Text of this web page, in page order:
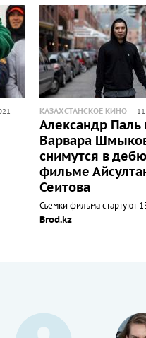
КАЗАХСТАНСКОЕ КИНО
Александр Паль
Варвара
снимутся в
фильме
Сеитова
Съемки фильма стартуют
Brod.kz